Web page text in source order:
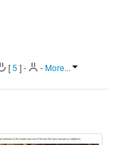
[5 ]- -More...